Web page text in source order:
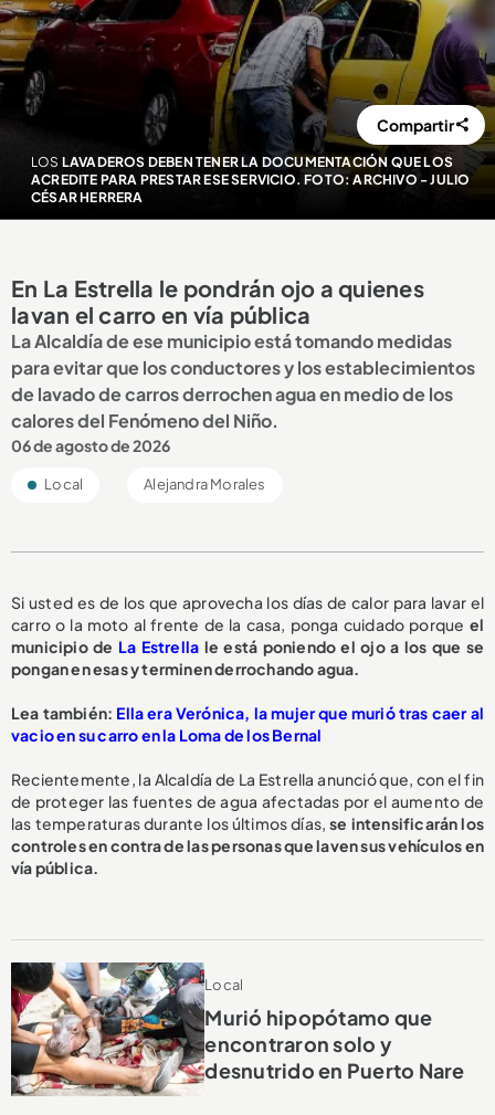
LOS LAVADEROS DEBEN TENER LA DOCUMENTACIÓN QUE LOS
ACREDITE PARA PRESTAR ESE SERVICIO. FOTO: ARCHIVO - JULIO
CÉSAR HERRERA
Compartir
En La Estrella le pondrán ojo a quienes
lavan el carro en vía pública
La Alcaldía de ese municipio está tomando medidas
para evitar que los conductores y los establecimientos
de lavado de carros derrochen agua en medio de los
calores del Fenómeno del Niño.
06 de agosto de 2026
Local Alejandra Morales
Si usted es de los que aprovecha los días de calor para lavar el
carro o la moto al frente de la casa, ponga cuidado porque el
municipio de La Estrella le está poniendo el ojo a los que se
pongan en esas y terminen derrochando agua.
Lea también: Ella era Verónica, la mujer que murió tras caer al
vacio en su carro en la Loma de los Bernal
Recientemente, la Alcaldía de La Estrella anunció que, con el fin
de proteger las fuentes de agua afectadas por el aumento de
las temperaturas durante los últimos días, se intensificarán los
controles en contra de las personas que laven sus vehículos en
vía pública.
Local
Murió hipopótamo que
encontraron solo y
desnutrido en Puerto Nare